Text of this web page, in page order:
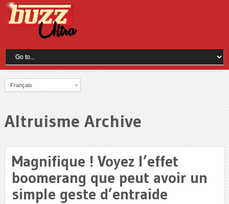
Français
Altruisme Archive
Magnifique ! Voyez l’effet
boomerang que peut avoir un
simple geste d’entraide